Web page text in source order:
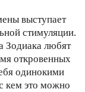
выступает
стимуляции.
Зодиака любят
откровенных
одинокими
кем это можно